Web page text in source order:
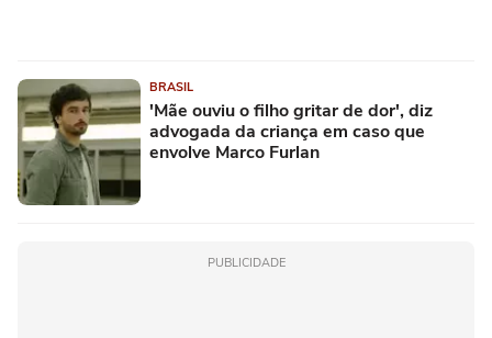
BRASIL
'Mãe ouviu o filho gritar de dor', diz
advogada da criança em caso que
envolve Marco Furlan
PUBLICIDADE